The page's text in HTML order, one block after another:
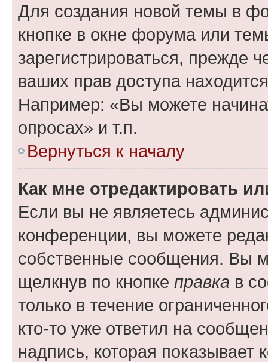
Для создания новой темы в
кнопке в окне форума или
зарегистрироваться, прежде
ваших прав доступа
Например: «Вы можете
опросах» и т.п.
Вернуться к началу
Как мне отредактировать
Если вы не являетесь
конференции, вы можете
собственные сообщения. Вы
щелкнув по кнопке правка в
только в течение
кто-то уже ответил на
надпись, которая показывает